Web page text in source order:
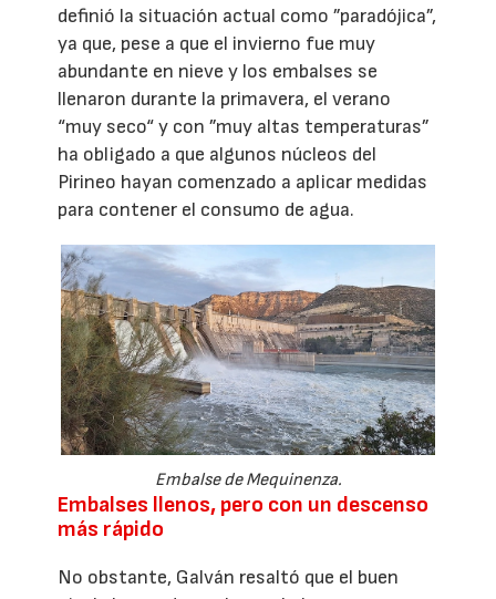
definió la situación actual como ”paradójica”,
ya que, pese a que el invierno fue muy
abundante en nieve y los embalses se
llenaron durante la primavera, el verano
“muy seco“ y con ”muy altas temperaturas”
ha obligado a que algunos núcleos del
Pirineo hayan comenzado a aplicar medidas
para contener el consumo de agua.
Embalse de Mequinenza.
Embalses llenos, pero con un descenso
más rápido
No obstante, Galván resaltó que el buen